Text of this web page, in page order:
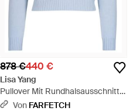
878 €440 €
Lisa Yang
Pullover Mit Rundhalsausschnitt -
BlauVon FARFETCH